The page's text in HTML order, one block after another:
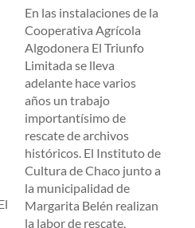
En las instalaciones de la
Cooperativa Agrícola
Algodonera El Triunfo
Limitada se lleva
adelante hace varios
años un trabajo
importantísimo de
rescate de archivos
históricos. El Instituto de
Cultura de Chaco junto a
la municipalidad de
Margarita Belén realizan
la labor de rescate,